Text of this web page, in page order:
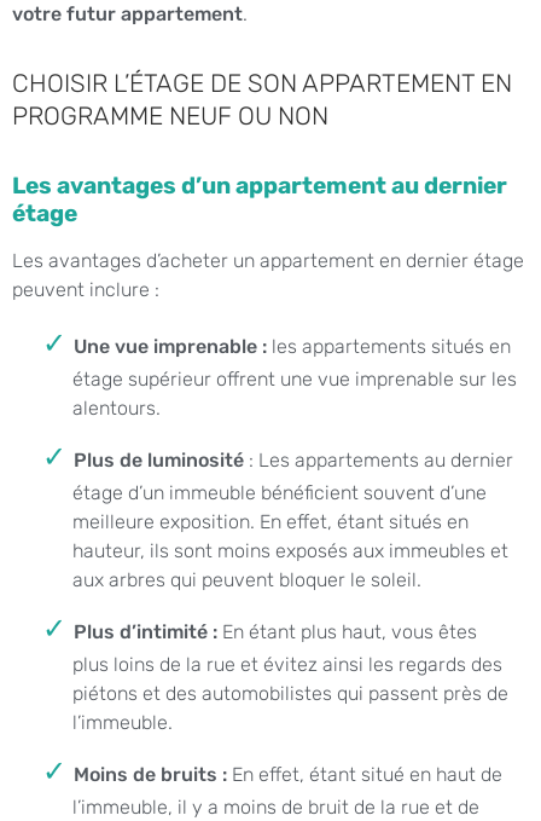
votre futur appartement.
CHOISIR L’ÉTAGE DE SON APPARTEMENT EN
PROGRAMME NEUF OU NON
Les avantages d’un appartement au dernier
étage
Les avantages d’acheter un appartement en dernier étage
peuvent inclure :
Une vue imprenable : les appartements situés en
étage supérieur offrent une vue imprenable sur les
alentours.
Plus de luminosité : Les appartements au dernier
étage d’un immeuble bénéficient souvent d’une
meilleure exposition. En effet, étant situés en
hauteur, ils sont moins exposés aux immeubles et
aux arbres qui peuvent bloquer le soleil.
Plus d’intimité : En étant plus haut, vous êtes
plus loins de la rue et évitez ainsi les regards des
piétons et des automobilistes qui passent près de
l’immeuble.
Moins de bruits : En effet, étant situé en haut de
l’immeuble, il y a moins de bruit de la rue et de